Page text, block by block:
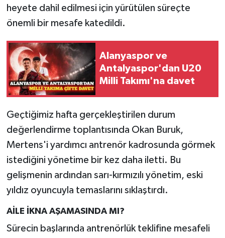
heyete dahil edilmesi için yürütülen süreçte
önemli bir mesafe katedildi.
Alanyaspor ve
Antalyaspor'dan U20
Milli Takımı'na davet
Geçtiğimiz hafta gerçekleştirilen durum
değerlendirme toplantısında Okan Buruk,
Mertens'i yardımcı antrenör kadrosunda görmek
istediğini yönetime bir kez daha iletti. Bu
gelişmenin ardından sarı-kırmızılı yönetim, eski
yıldız oyuncuyla temaslarını sıklaştırdı.
AİLE İKNA AŞAMASINDA MI?
Sürecin başlarında antrenörlük teklifine mesafeli